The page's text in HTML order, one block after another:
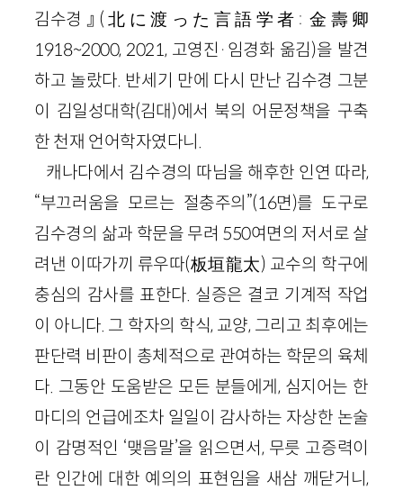
김수경』(北に渡った言語学者: 金壽卿
1918~2000, 2021, 고영진·임경화 옮김)을 발견
하고 놀랐다. 반세기 만에 다시 만난 김수경 그분
이 김일성대학(김대)에서 북의 어문정책을 구축
한 천재 언어학자였다니.
캐나다에서 김수경의 따님을 해후한 인연 따라,
“부끄러움을 모르는 절충주의”(16면)를 도구로
김수경의 삶과 학문을 무려 550여면의 저서로 살
려낸 이따가끼 류우따(板垣龍太) 교수의 학구에
충심의 감사를 표한다. 실증은 결코 기계적 작업
이 아니다. 그 학자의 학식, 교양, 그리고 최후에는
판단력 비판이 총체적으로 관여하는 학문의 육체
다. 그동안 도움받은 모든 분들에게, 심지어는 한
마디의 언급에조차 일일이 감사하는 자상한 논술
이 감명적인 ‘맺음말’을 읽으면서, 무릇 고증력이
란 인간에 대한 예의의 표현임을 새삼 깨닫거니,